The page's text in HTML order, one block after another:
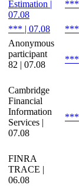
Estimation |
07.08
***
*** | 07.08 ***
Anonymous
participant
82 | 07.08
***
Cambridge
Financial
Information
Services |
07.08
***
FINRA
TRACE |
06.08